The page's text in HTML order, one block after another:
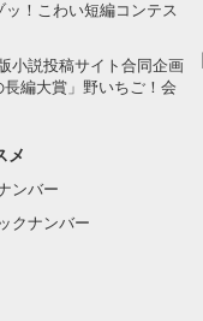
ッ！こわい短編コンテス
小説投稿サイト合同企画
長編大賞」野いちご！会
メ
ンバー
クナンバー